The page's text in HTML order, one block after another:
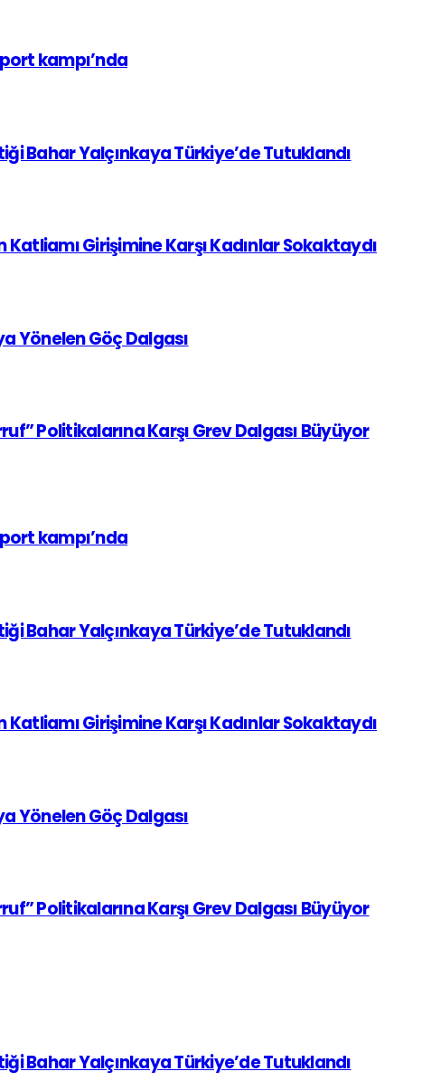
kampı’nda
Bahar Yalçınkaya Türkiye’de Tutuklandı
Girişimine Karşı Kadınlar Sokaktaydı
Yönelen Göç Dalgası
Politikalarına Karşı Grev Dalgası Büyüyor
kampı’nda
Bahar Yalçınkaya Türkiye’de Tutuklandı
Girişimine Karşı Kadınlar Sokaktaydı
Yönelen Göç Dalgası
Politikalarına Karşı Grev Dalgası Büyüyor
Bahar Yalçınkaya Türkiye’de Tutuklandı